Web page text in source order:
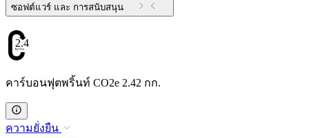
ซอฟต์แวร์ และ การสนับสนุน
2.42
คาร์บอนฟุตพริ้นท์ CO2e 2.42 กก.
ความยั่งยืน